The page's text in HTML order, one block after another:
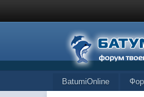
BatumiOnline